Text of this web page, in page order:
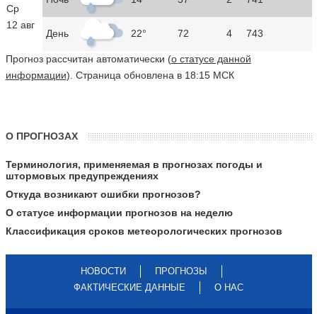
Ср
12 авг
День 22° 72 4 743
Прогноз рассчитан автоматически (о статусе данной
информации). Страница обновлена в 18:15 МСК
О ПРОГНОЗАХ
Терминология, применяемая в прогнозах погоды и
штормовых предупреждениях
Откуда возникают ошибки прогнозов?
О статусе информации прогнозов на неделю
Классификация сроков метеорологических прогнозов
НОВОСТИ
ПРОГНОЗЫ
ФАКТИЧЕСКИЕ ДАННЫЕ
О НАС